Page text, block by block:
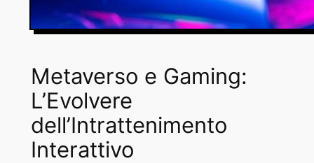
Metaverso e Gaming:
L’Evolvere
dell’Intrattenimento
Interattivo